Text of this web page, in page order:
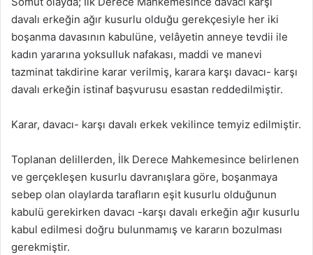
davalı erkeğin ağır kusurlu olduğu gerekçesiyle her iki
boşanma davasının kabulüne, velâyetin anneye tevdii ile
kadın yararına yoksulluk nafakası, maddi ve manevi
tazminat takdirine karar verilmiş, karara karşı davacı- karşı
davalı erkeğin istinaf başvurusu esastan reddedilmiştir.
Karar, davacı- karşı davalı erkek vekilince temyiz edilmiştir.
Toplanan delillerden, İlk Derece Mahkemesince belirlenen
ve gerçekleşen kusurlu davranışlara göre, boşanmaya
sebep olan olaylarda tarafların eşit kusurlu olduğunun
kabulü gerekirken davacı -karşı davalı erkeğin ağır kusurlu
kabul edilmesi doğru bulunmamış ve kararın bozulması
gerekmiştir.